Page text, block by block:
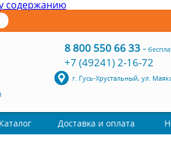
содержанию
8 800 550 66 33-
+7 (49241) 2-16-72
г. Гусь-Хрустальный, ул.
Каталог Доставка и оплата